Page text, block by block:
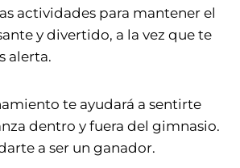
actividades para mantener el
y divertido, a la vez que te
alerta.
te ayudará a sentirte
dentro y fuera del gimnasio.
a ser un ganador.